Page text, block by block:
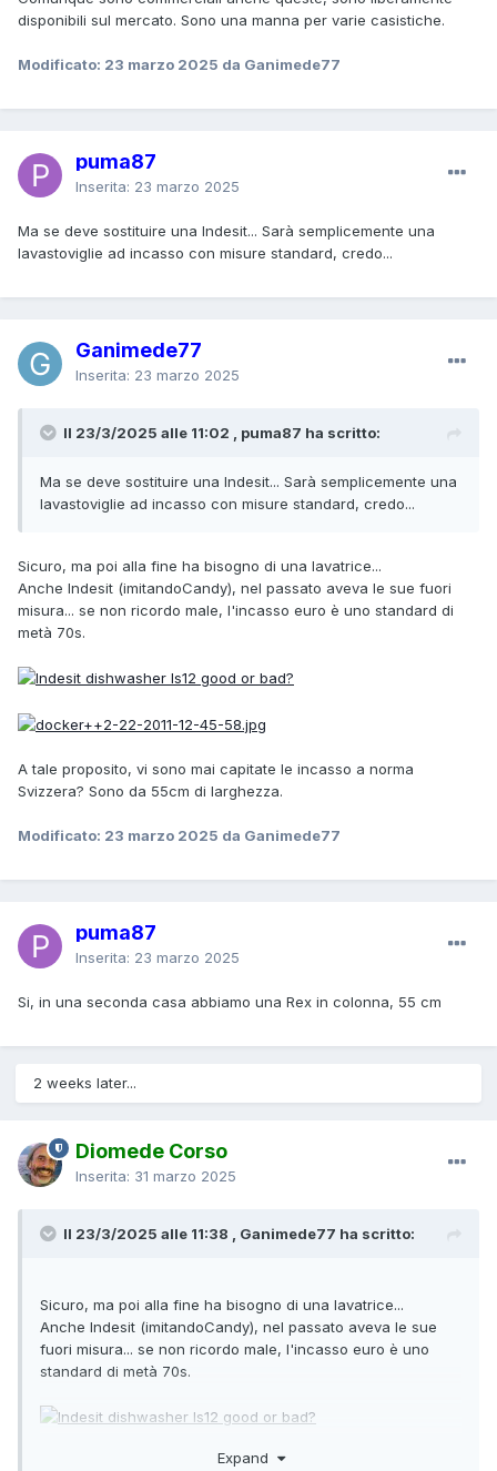
disponibili sul mercato. Sono una manna per varie casistiche.
Modificato: 23 marzo 2025 da Ganimede77
puma87
Inserita: 23 marzo 2025
Ma se deve sostituire una Indesit... Sarà semplicemente una
lavastoviglie ad incasso con misure standard, credo...
Ganimede77
Inserita: 23 marzo 2025
Il 23/3/2025 alle 11:02 , puma87 ha scritto:
Ma se deve sostituire una Indesit... Sarà semplicemente una
lavastoviglie ad incasso con misure standard, credo...
Sicuro, ma poi alla fine ha bisogno di una lavatrice...
Anche Indesit (imitandoCandy), nel passato aveva le sue fuori
misura... se non ricordo male, l'incasso euro è uno standard di
metà 70s.
A tale proposito, vi sono mai capitate le incasso a norma
Svizzera? Sono da 55cm di larghezza.
Modificato: 23 marzo 2025 da Ganimede77
puma87
Inserita: 23 marzo 2025
Si, in una seconda casa abbiamo una Rex in colonna, 55 cm
2 weeks later...
Diomede Corso
Inserita: 31 marzo 2025
Il 23/3/2025 alle 11:38 , Ganimede77 ha scritto:
Sicuro, ma poi alla fine ha bisogno di una lavatrice...
Anche Indesit (imitandoCandy), nel passato aveva le sue
fuori misura... se non ricordo male, l'incasso euro è uno
standard di metà 70s.
Expand